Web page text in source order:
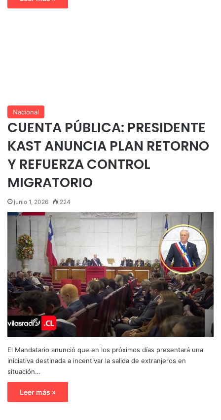
Nacional
CUENTA PÚBLICA: PRESIDENTE
KAST ANUNCIA PLAN RETORNO
Y REFUERZA CONTROL
MIGRATORIO
junio 1, 2026 224
El Mandatario anunció que en los próximos días presentará una
iniciativa destinada a incentivar la salida de extranjeros en
situación…
Leer más »